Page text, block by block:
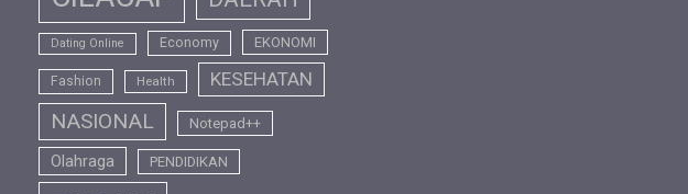
Dating Online Economy EKONOMI
Fashion Health KESEHATAN
NASIONAL Notepad++
Olahraga PENDIDIKAN